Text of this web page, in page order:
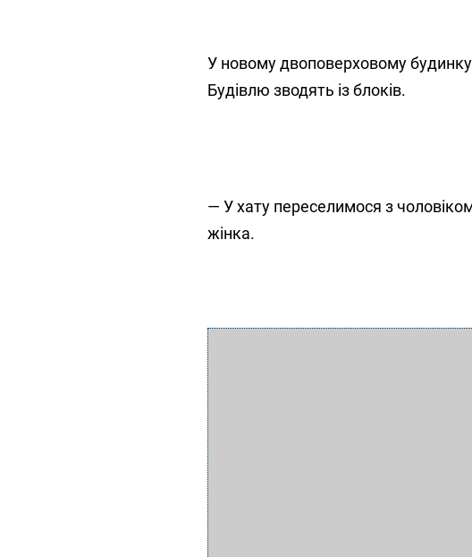
У новому двоповерховому
Будівлю зводять із блоків.
— У хату переселимося з
жінка.